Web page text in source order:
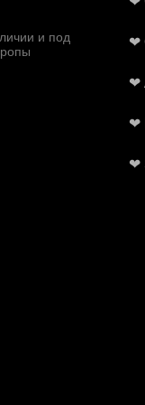
и под
❤
❤
❤
❤